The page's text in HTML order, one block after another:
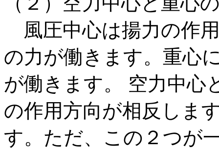
風圧中心は揚力の作
の力が働きます。重心
が働きます。 空力中心
の作用方向が相反しま
す。ただ、この２つが